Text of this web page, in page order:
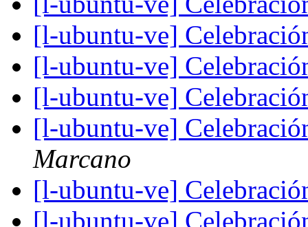
[l-ubuntu-ve]
[l-ubuntu-ve]
[l-ubuntu-ve]
[l-ubuntu-ve]
Marcano
[l-ubuntu-ve]
[l-ubuntu-ve]